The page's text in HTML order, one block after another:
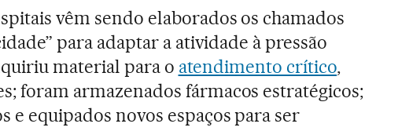
vêm sendo elaborados os chamados
para adaptar a atividade à pressão
material para o atendimento crítico,
foram armazenados fármacos estratégicos;
e equipados novos espaços para ser